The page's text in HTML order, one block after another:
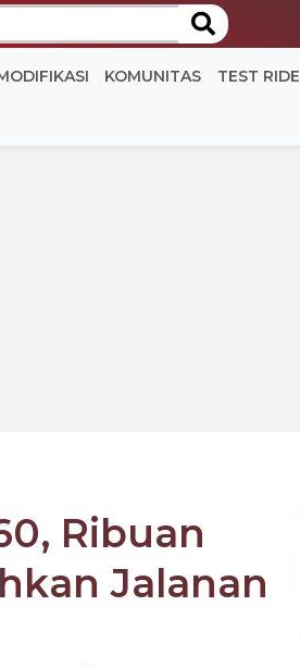
KOMUNITAS TEST RIDE
Ribuan
Jalanan